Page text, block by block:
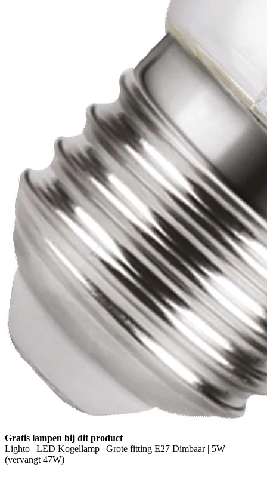
Gratis lampen bij dit product
Lighto | LED Kogellamp | Grote fitting E27 Dimbaar | 5W
(vervangt 47W)